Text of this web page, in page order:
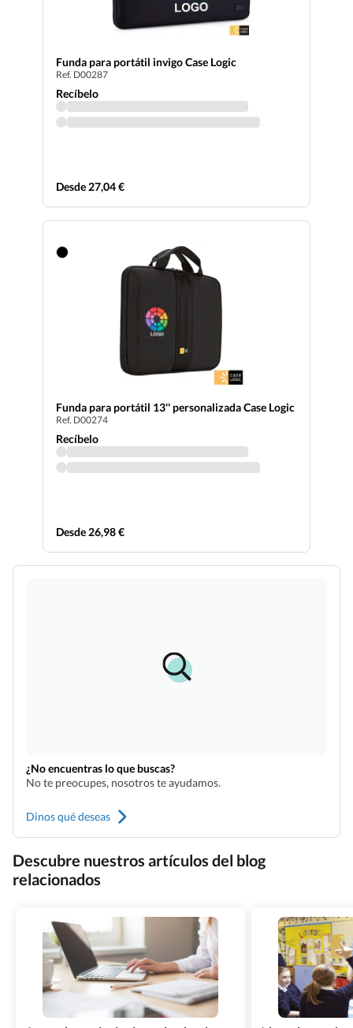
Funda para portátil invigo Case Logic
Ref. D00287
Recíbelo
Desde 27,04 €
Funda para portátil 13'' personalizada Case Logic
Ref. D00274
Recíbelo
Desde 26,98 €
¿No encuentras lo que buscas?
No te preocupes, nosotros te ayudamos.
Dinos qué deseas
Descubre nuestros artículos del blog
relacionados